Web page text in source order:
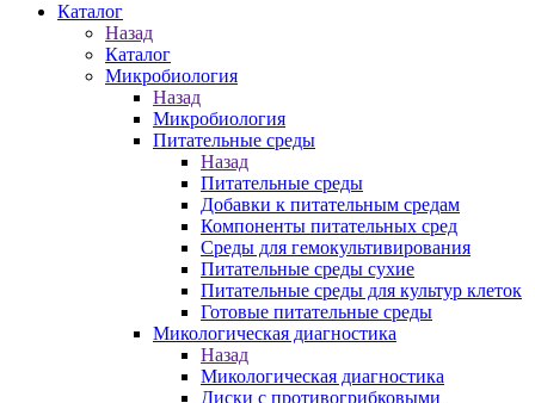
Каталог
Назад
Каталог
Микробиология
Назад
Микробиология
Питательные среды
Назад
Питательные среды
Добавки к питательным средам
Компоненты питательных сред
Среды для гемокультивирования
Питательные среды сухие
Питательные среды для культур клеток
Готовые питательные среды
Микологическая диагностика
Назад
Микологическая диагностика
Диски с противогрибковыми